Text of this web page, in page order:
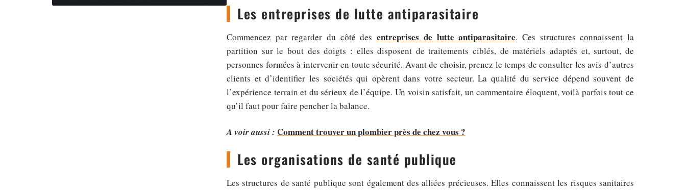
Les entreprises de lutte antiparasitaire
Commencez par regarder du côté desentreprises de lutte antiparasitaire. Ces structures connaissent la
partition sur le bout des doigts : elles disposent de traitements ciblés, de matériels adaptés et, surtout, de
personnes formées à intervenir en toute sécurité. Avant de choisir, prenez le temps de consulter les avis d’autres
clients et d’identifier les sociétés qui opèrent dans votre secteur. La qualité du service dépend souvent de
l’expérience terrain et du sérieux de l’équipe. Un voisin satisfait, un commentaire éloquent, voilà parfois tout ce
qu’il faut pour faire pencher la balance.
A voir aussi : Comment trouver un plombier près de chez vous ?
Les organisations de santé publique
Les structures de santé publique sont également des alliées précieuses. Elles connaissent les risques sanitaires